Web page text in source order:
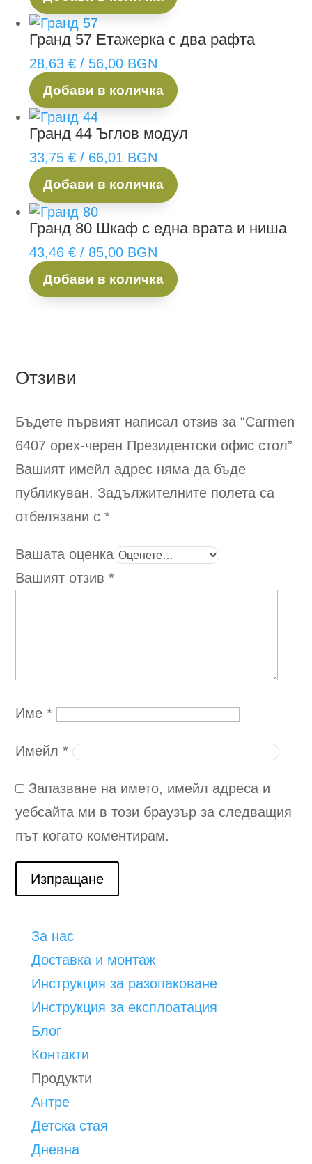
Гранд 57 Етажерка с два рафта
28,63€ / 56,00 BGN
Добави в количка
Гранд 44 Ъглов модул
33,75€ / 66,01 BGN
Добави в количка
Гранд 80 Шкаф с една врата и ниша
43,46€ / 85,00 BGN
Добави в количка
Отзиви
Бъдете първият написал отзив за “Carmen
6407 орех-черен Президентски офис стол”
Вашият имейл адрес няма да бъде
публикуван. Задължителните полета са
отбелязани с*
Вашата оценка
Вашият отзив*
Име*
Имейл*
Запазване на името, имейл адреса и
уебсайта ми в този браузър за следващия
път когато коментирам.
Изпращане
За нас
Доставка и монтаж
Инструкция за разопаковане
Инструкция за експлоатация
Блог
Контакти
Продукти
Антре
Детска стая
Дневна